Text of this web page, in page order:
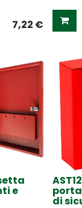
7,22 €
e
di